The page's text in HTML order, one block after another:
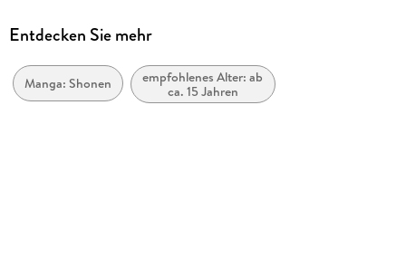
Autor/Autorin
Übersetzung
Melina Honnef
Entdecken Sie mehr
Manga: Shonen
empfohlenes Alter: ab
ca. 15 Jahren